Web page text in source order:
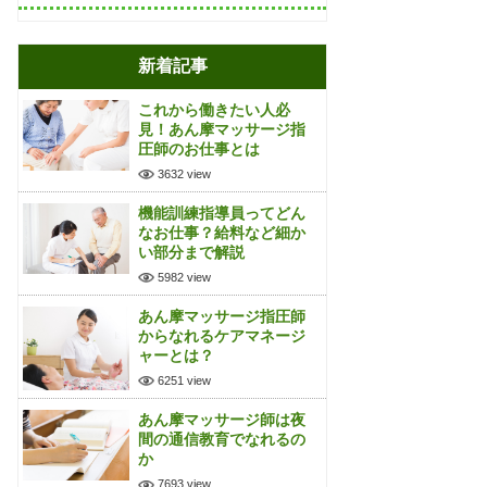
新着記事
これから働きたい人必
見！あん摩マッサージ指
圧師のお仕事とは
3632 view
機能訓練指導員ってどん
なお仕事？給料など細か
い部分まで解説
5982 view
あん摩マッサージ指圧師
からなれるケアマネージ
ャーとは？
6251 view
あん摩マッサージ師は夜
間の通信教育でなれるの
か
7693 view